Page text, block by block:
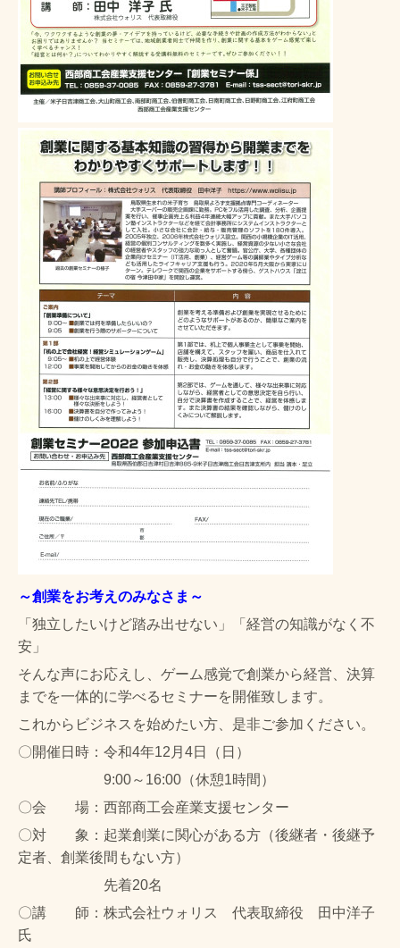
～創業をお考えのみなさま～
「独立したいけど踏み出せない」「経営の知識がなく不
安」
そんな声にお応えし
、ゲーム感覚で創業から経営、決算
までを一体的に学べるセミナーを開催致します。
これからビジネスを始めたい方、是非ご参加ください。
〇開催日時：令和4年12月4日（日）
9:00～16:00（休憩1時間）
〇会 場：西部商工会産業支援センター
〇対 象：起業創業に関心がある方（後継者・後継予
定者、創業後間もない方）
先着20名
〇講 師：株式会社ウォリス 代表取締役 田中洋子
氏